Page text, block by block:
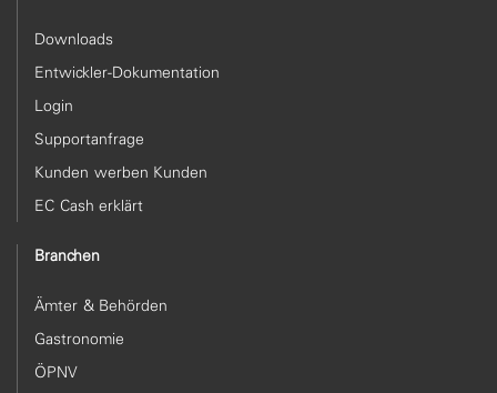
Downloads
Entwickler-Dokumentation
Login
Supportanfrage
Kunden werben Kunden
EC Cash erklärt
Branchen
Ämter & Behörden
Gastronomie
ÖPNV